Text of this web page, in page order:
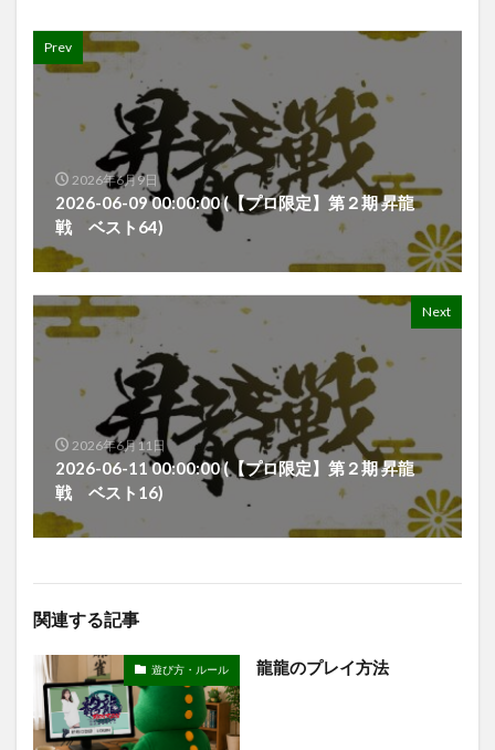
Prev
2026年6月9日
2026-06-09 00:00:00 (【プロ限定】第２期 昇龍
戦 ベスト64)
Next
2026年6月11日
2026-06-11 00:00:00 (【プロ限定】第２期 昇龍
戦 ベスト16)
関連する記事
遊び方・ルール 龍龍のプレイ方法